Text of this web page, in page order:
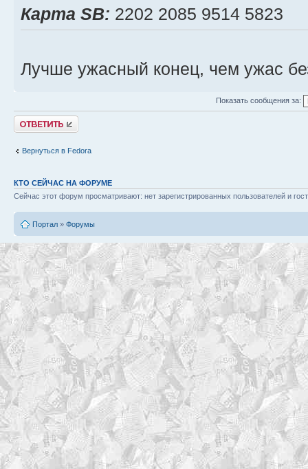
LOG_SESSION_ENDED=false
stty -echoctl
NO_ICONS=false
WARN_ICON='!'
ERR_ICON=$'\u2717'
INFO_ICON=$'\u2192'
SKIP_ICON=$'\u2026'
DEBUG_ICON=$'\U0001F6E0'
# Семантические
ARROW=$'\u2192'
ELLIPSIS=$'\u2026'
EXCLUDES=(
'/proc/*' '/sys/*' '/
'/media/*' '/tmp/*' '/
Карта SB: 2202 2085 9514 5823
Лучше ужасный конец, чем ужас
Показать сообщения за:
Ответить
Вернуться в Fedora
КТО СЕЙЧАС НА ФОРУМЕ
Сейчас этот форум просматривают: нет зарегистрированных пользователей и
Портал » Форумы